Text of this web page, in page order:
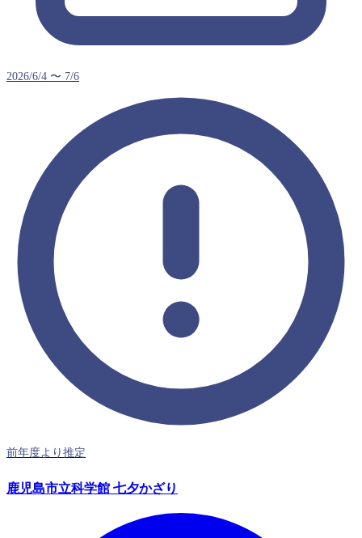
2026/6/4 〜 7/6
前年度より推定
鹿児島市立科学館 七夕かざり